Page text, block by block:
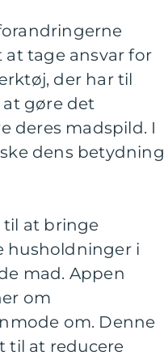
tage ansvar for
der har til
gøre det
deres madspild. I
dens betydning
til at bringe
husholdninger i
mad. Appen
om
om. Denne
til at reducere